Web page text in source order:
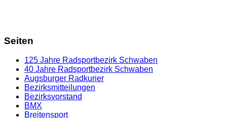
Seiten
125 Jahre Radsportbezirk Schwaben
40 Jahre Radsportbezirk Schwaben
Augsburger Radkurier
Bezirksmitteilungen
Bezirksvorstand
BMX
Breitensport